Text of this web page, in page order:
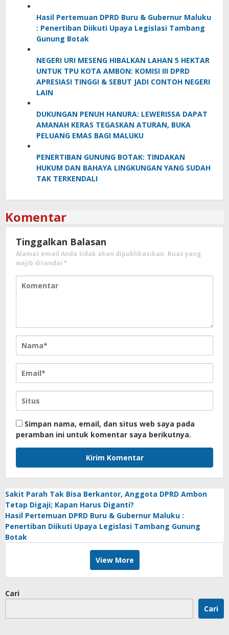
Hasil Pertemuan DPRD Buru & Gubernur Maluku
: Penertiban Diikuti Upaya Legislasi Tambang
Gunung Botak
NEGERI URI MESENG HIBALKAN LAHAN 5 HEKTAR
UNTUK TPU KOTA AMBON: KOMISI III DPRD
APRESIASI TINGGI & SEBUT JADI CONTOH NEGERI
LAIN
DUKUNGAN PENUH HANURA: LEWERISSA DAPAT
AMANAH KERAS TEGASKAN ATURAN, BUKA
PELUANG EMAS BAGI MALUKU
PENERTIBAN GUNUNG BOTAK: TINDAKAN
HUKUM DAN BAHAYA LINGKUNGAN YANG SUDAH
TAK TERKENDALI
Komentar
Tinggalkan Balasan
Alamat email Anda tidak akan dipublikasikan. Ruas yang
wajib ditandai *
Simpan nama, email, dan situs web saya pada
peramban ini untuk komentar saya berikutnya.
Sakit Parah Tak Bisa Berkantor, Anggota DPRD Ambon
Tetap Digaji; Kapan Harus Diganti?
Hasil Pertemuan DPRD Buru & Gubernur Maluku :
Penertiban Diikuti Upaya Legislasi Tambang Gunung
Botak
View More
Cari
Cari